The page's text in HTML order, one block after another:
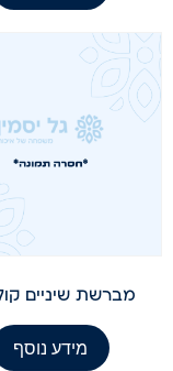
מברשת שיניים
מידע נוסף